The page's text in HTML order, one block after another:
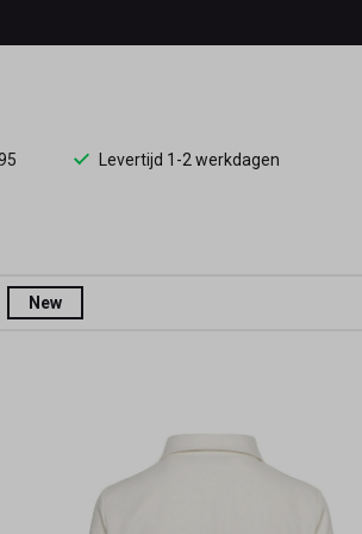
Levertijd 1-2 werkdagen
New